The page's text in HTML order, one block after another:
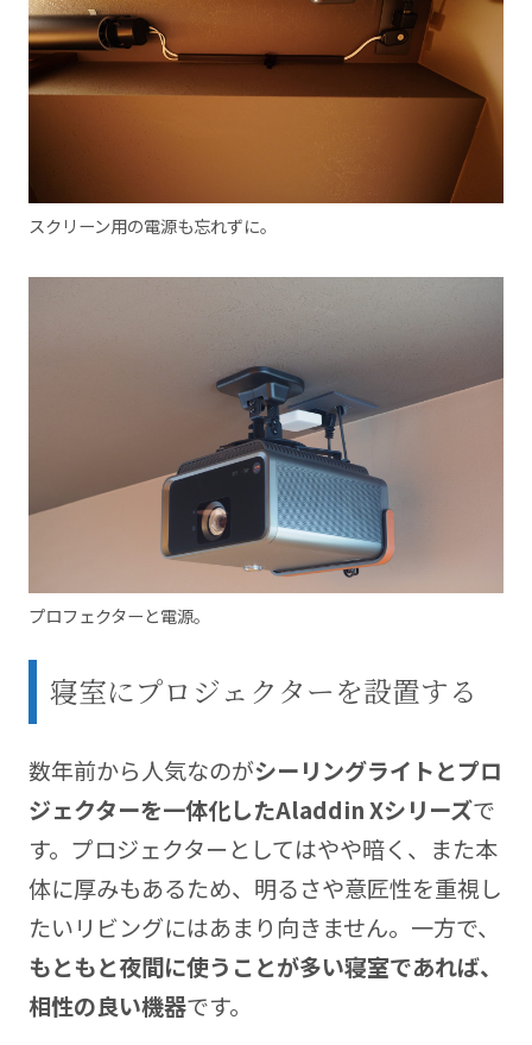
スクリーン用の電源も忘れずに。
プロフェクターと電源。
寝室にプロジェクターを設置する
数年前から人気なのがシーリングライトとプロ
ジェクターを一体化したAladdin Xシリーズで
す。プロジェクターとしてはやや暗く、また本
体に厚みもあるため、明るさや意匠性を重視し
たいリビングにはあまり向きません。一方で、
もともと夜間に使うことが多い寝室であれば、
相性の良い機器です。